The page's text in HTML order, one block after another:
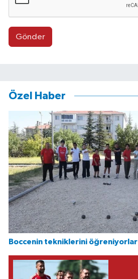
Gönder
Özel Haber
Boccenin tekniklerini öğreniyorlar